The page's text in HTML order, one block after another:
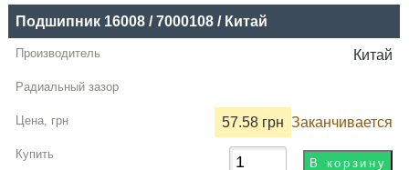
Подшипник 16008 / 7000108 / Китай
Китай
57.58 грн Заканчивается